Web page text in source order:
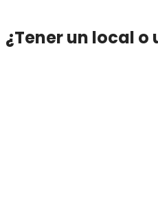
¿Tener un local